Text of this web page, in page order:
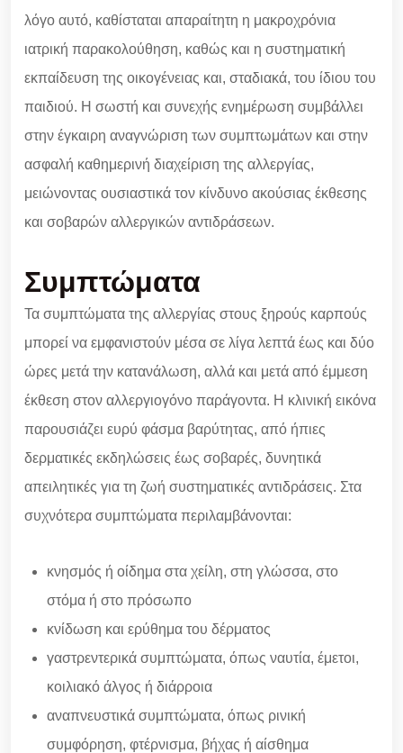
λόγο αυτό, καθίσταται απαραίτητη η μακροχρόνια
ιατρική παρακολούθηση, καθώς και η συστηματική
εκπαίδευση της οικογένειας και, σταδιακά, του ίδιου του
παιδιού. Η σωστή και συνεχής ενημέρωση συμβάλλει
στην έγκαιρη αναγνώριση των συμπτωμάτων και στην
ασφαλή καθημερινή διαχείριση της αλλεργίας,
μειώνοντας ουσιαστικά τον κίνδυνο ακούσιας έκθεσης
και σοβαρών αλλεργικών αντιδράσεων.
Συμπτώματα
Τα συμπτώματα της αλλεργίας στους ξηρούς καρπούς
μπορεί να εμφανιστούν μέσα σε λίγα λεπτά έως και δύο
ώρες μετά την κατανάλωση, αλλά και μετά από έμμεση
έκθεση στον αλλεργιογόνο παράγοντα. Η κλινική εικόνα
παρουσιάζει ευρύ φάσμα βαρύτητας, από ήπιες
δερματικές εκδηλώσεις έως σοβαρές, δυνητικά
απειλητικές για τη ζωή συστηματικές αντιδράσεις. Στα
συχνότερα συμπτώματα περιλαμβάνονται:
κνησμός ή οίδημα στα χείλη, στη γλώσσα, στο
στόμα ή στο πρόσωπο
κνίδωση και ερύθημα του δέρματος
γαστρεντερικά συμπτώματα, όπως ναυτία, έμετοι,
κοιλιακό άλγος ή διάρροια
αναπνευστικά συμπτώματα, όπως ρινική
συμφόρηση, φτέρνισμα, βήχας ή αίσθημα